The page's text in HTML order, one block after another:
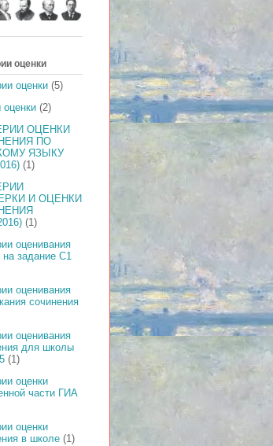
оценки
оценки (5)
(2)
ОЦЕНКИ
ПО
ЯЗЫКУ
(1)
И ОЦЕНКИ
(1)
оценивания
на задание С1
оценивания
сочинения
оценивания
для школы
(1)
оценки
части ГИА
оценки
в школе (1)